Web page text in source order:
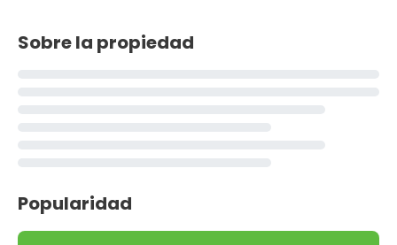
Sobre la propiedad
Popularidad